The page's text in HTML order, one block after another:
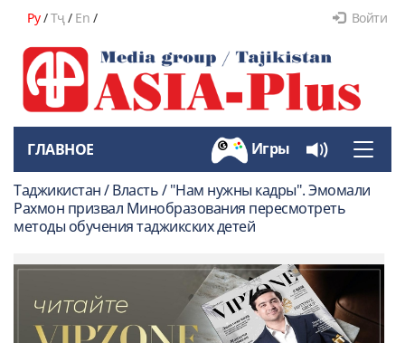
Ру/Тҷ/ En / Войти
Toggle
ГЛАВНОЕ Игры
Таджикистан / Власть / "Нам нужны кадры". Эмомали
Рахмон призвал Минобразования пересмотреть
методы обучения таджикских детей